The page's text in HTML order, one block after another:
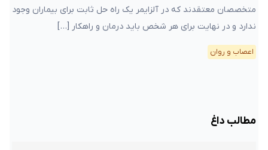
متخصصان معتقدند که در آلزایمر یک راه حل ثابت برای بیماران وجود
ندارد و در نهایت برای هر شخص باید درمان و راهکار […]
اعصاب و روان
مطالب داغ